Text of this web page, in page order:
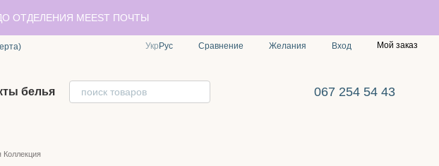
ОТДЕЛЕНИЯ MEEST ПОЧТЫ
Укр Рус Сравнение Желания Вход Мой заказ
белья 067 254 54 43
Коллекция